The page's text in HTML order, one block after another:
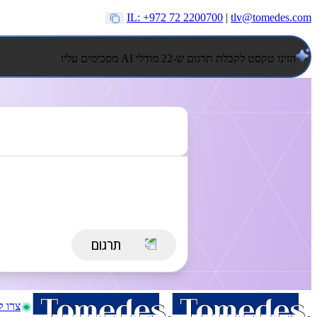
IL: +972 72 2200700 | tlv@tomedes.com
הזינו טקסט לקבלת תרגום ש-22 מודלי AI מסכימים עליו
צרו